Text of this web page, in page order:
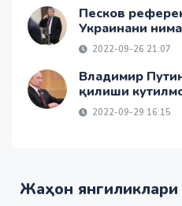
Песков
Украинани
2022-09-26 21:07
Владимир
қилиши
2022-09-29 16:15
Жаҳон янгиликлари